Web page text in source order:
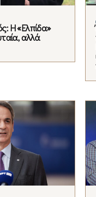
Η «Ελπίδα»
αλλά